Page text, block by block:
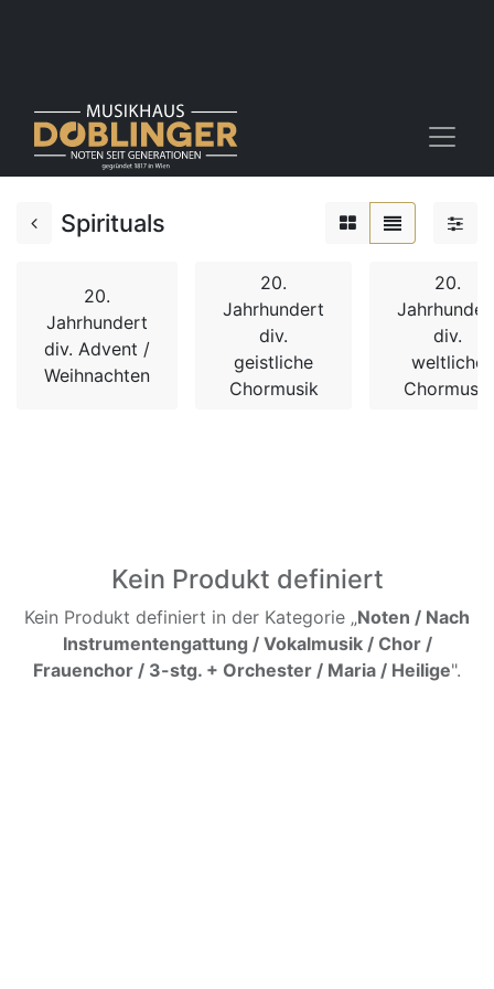
Spirituals
20.
Jahrhundert
div. Advent /
Weihnachten
20.
Jahrhundert
div.
geistliche
Chormusik
20.
div.
weltliche
Chormusik
Kein Produkt definiert
Kein Produkt definiert in der Kategorie „Noten / Nach
Instrumentengattung / Vokalmusik / Chor /
Frauenchor / 3-stg. + Orchester / Maria / Heilige".